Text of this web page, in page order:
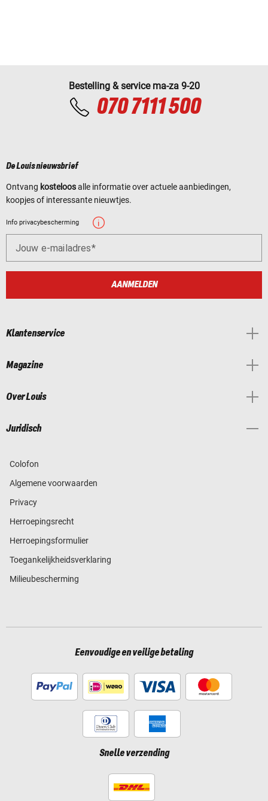
Bestelling & service ma-za 9-20
070 7111 500
De Louis nieuwsbrief
Ontvang kosteloosalle informatie over actuele aanbiedingen,
koopjes of interessante nieuwtjes.
Info privacybescherming
Jouw e-mailadres
AANMELDEN
Klantenservice
Magazine
Over Louis
Juridisch
Colofon
Algemene voorwaarden
Privacy
Herroepingsrecht
Herroepingsformulier
Toegankelijkheidsverklaring
Milieubescherming
Eenvoudige en veilige betaling
Snelle verzending